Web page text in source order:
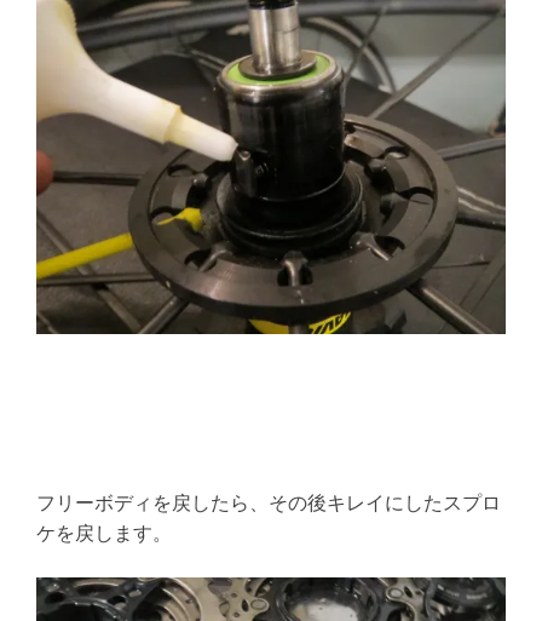
フリーボディを戻したら、その後キレイにしたスプロ
ケを戻します。